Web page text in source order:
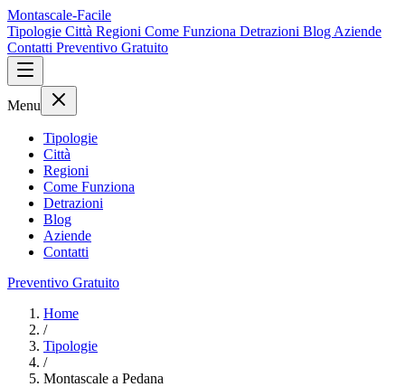
Montascale-Facile
Tipologie Città Regioni Come Funziona Detrazioni Blog Aziende
Contatti Preventivo Gratuito
Menu
Tipologie
Città
Regioni
Come Funziona
Detrazioni
Blog
Aziende
Contatti
Preventivo Gratuito
Home
/
Tipologie
/
Montascale a Pedana